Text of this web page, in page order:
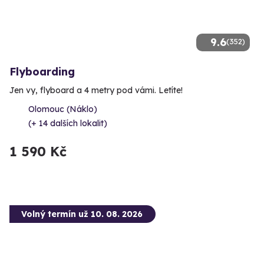
9.6(352)
Flyboarding
Jen vy, flyboard a 4 metry pod vámi. Letíte!
Olomouc (Náklo)
(+ 14 dalších lokalit)
1 590 Kč
Volný termín už 10. 08. 2026